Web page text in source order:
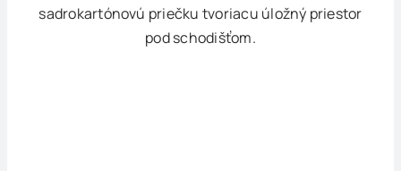
sadrokartónovú priečku tvoriacu úložný priestor
pod schodišťom.